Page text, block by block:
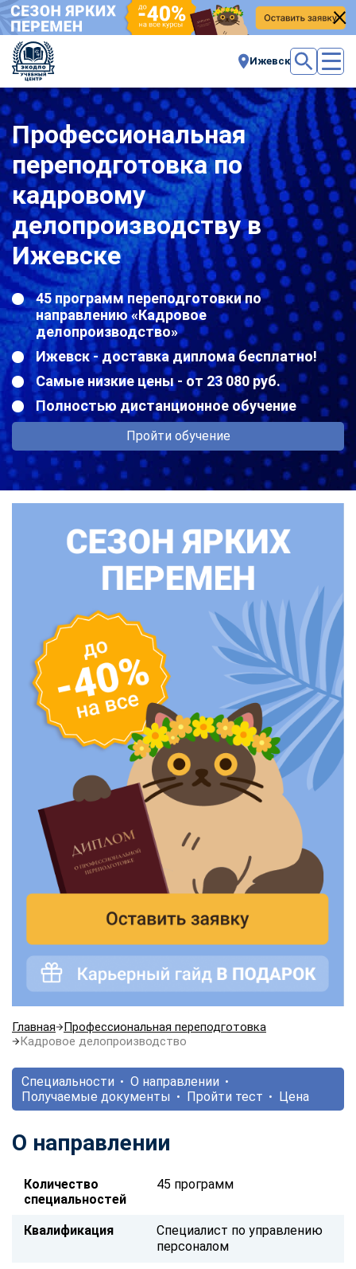
Ижевск
Профессиональная
переподготовка по
кадровому
делопроизводству в
Ижевске
45 программ переподготовки по
направлению «Кадровое
делопроизводство»
Ижевск - доставка диплома бесплатно!
Самые низкие цены - от 23 080 руб.
Полностью дистанционное обучение
Пройти обучение
Главная
Профессиональная переподготовка
Кадровое делопроизводство
Специальности
О направлении
Получаемые документы
Пройти тест Цена
О направлении
Количество
специальностей
45 программ
Квалификация
Специалист по управлению
персоналом